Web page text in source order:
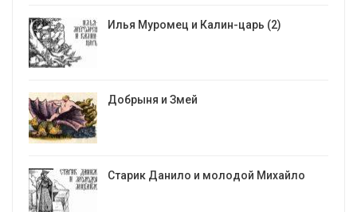
Илья Муромец и Калин-царь (2)
Добрыня и Змей
Старик Данило и молодой Михайло